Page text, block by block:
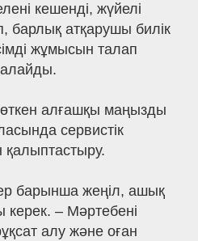
кешенді, жүйелі
барлық атқарушы билік
жұмысын талап
алғашқы маңызды
сервистік
қалыптастыру.
барынша жеңіл, ашық
керек. – Мәртебені
алу және оған